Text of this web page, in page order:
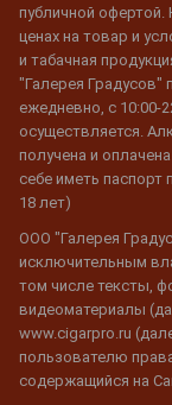
публичной
ценах на товар и
и табачная
"Галерея Градусов"
ежедневно, с 10:00-
осуществляется.
получена и
себе иметь
18 лет)
ООО "Галерея
исключительным
том числе тексты,
видеоматериалы
www.cigarpro.ru
пользователю
содержащийся на